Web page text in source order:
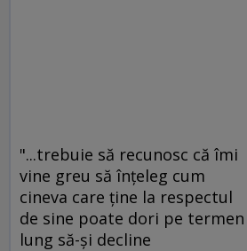
"...trebuie să recunosc că îmi
vine greu să înţeleg cum
cineva care ţine la respectul
de sine poate dori pe termen
lung să-şi decline